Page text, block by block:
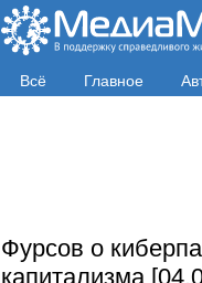
Всё Главное
Фурсов о
капитализма